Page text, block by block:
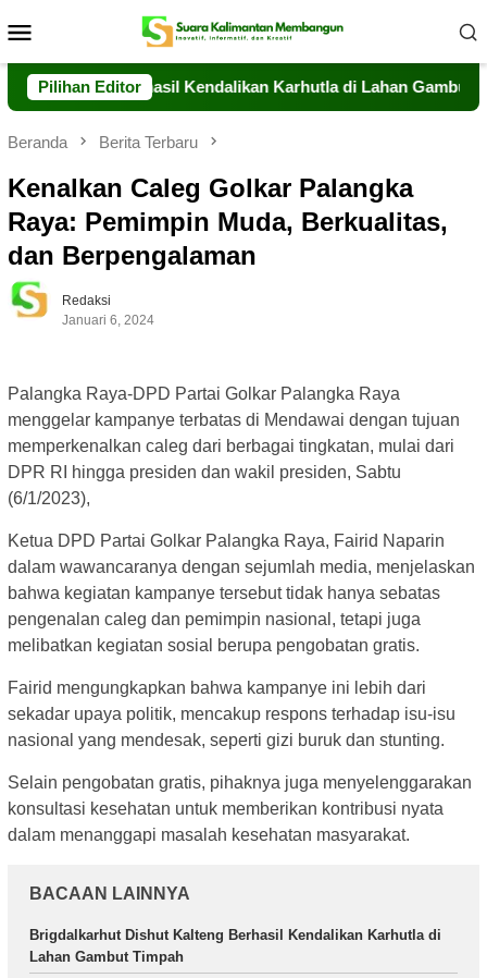
ke
Mobile
Pilihan Editor
Berhasil Kendalikan Karhutla di Lahan Gambut Timpah
Beranda Berita Terbaru
Kenalkan Caleg Golkar Palangka
Raya: Pemimpin Muda, Berkualitas,
dan Berpengalaman
Redaksi
Januari 6, 2024
Palangka Raya-DPD Partai Golkar Palangka Raya
menggelar kampanye terbatas di Mendawai dengan tujuan
memperkenalkan caleg dari berbagai tingkatan, mulai dari
DPR RI hingga presiden dan wakil presiden, Sabtu
(6/1/2023),
Ketua DPD Partai Golkar Palangka Raya, Fairid Naparin
dalam wawancaranya dengan sejumlah media, menjelaskan
bahwa kegiatan kampanye tersebut tidak hanya sebatas
pengenalan caleg dan pemimpin nasional, tetapi juga
melibatkan kegiatan sosial berupa pengobatan gratis.
Fairid mengungkapkan bahwa kampanye ini lebih dari
sekadar upaya politik, mencakup respons terhadap isu-isu
nasional yang mendesak, seperti gizi buruk dan stunting.
Selain pengobatan gratis, pihaknya juga menyelenggarakan
konsultasi kesehatan untuk memberikan kontribusi nyata
dalam menanggapi masalah kesehatan masyarakat.
BACAAN LAINNYA
Brigdalkarhut Dishut Kalteng Berhasil Kendalikan Karhutla di
Lahan Gambut Timpah